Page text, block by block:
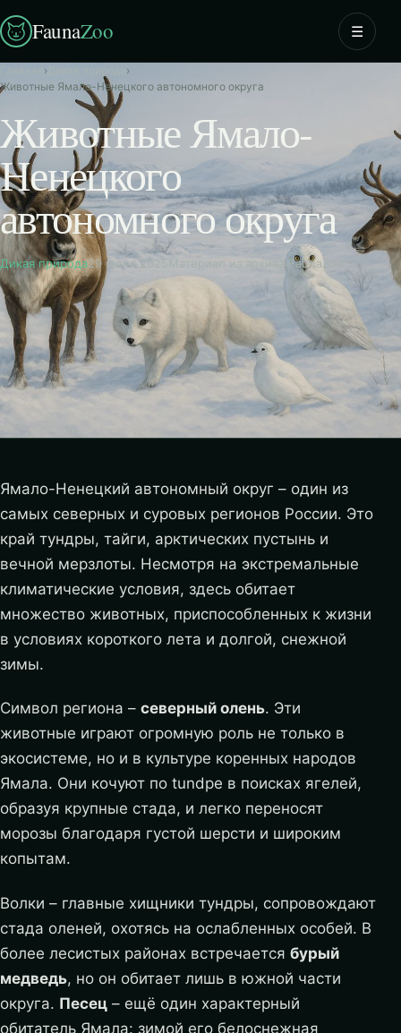
FaunaZoo ☰
›
›
Животные Ямало-Ненецкого автономного округа
Животные Ямало-
Ненецкого
автономного округа
Дикая природа29 июня 2025 Материал из архива FaunaZoo
Ямало-Ненецкий автономный округ – один из
самых северных и суровых регионов России. Это
край тундры, тайги, арктических пустынь и
вечной мерзлоты. Несмотря на экстремальные
климатические условия, здесь обитает
множество животных, приспособленных к жизни
в условиях короткого лета и долгой, снежной
зимы.
Символ региона – северный олень. Эти
животные играют огромную роль не только в
экосистеме, но и в культуре коренных народов
Ямала. Они кочуют по tundре в поисках ягелей,
образуя крупные стада, и легко переносят
морозы благодаря густой шерсти и широким
копытам.
Волки – главные хищники тундры, сопровождают
стада оленей, охотясь на ослабленных особей. В
более лесистых районах встречается бурый
медведь, но он обитает лишь в южной части
округа. Песец – ещё один характерный
обитатель Ямала: зимой его белоснежная